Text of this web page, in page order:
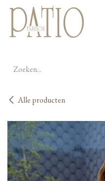
Overslaan naar inhoud
Alle producten